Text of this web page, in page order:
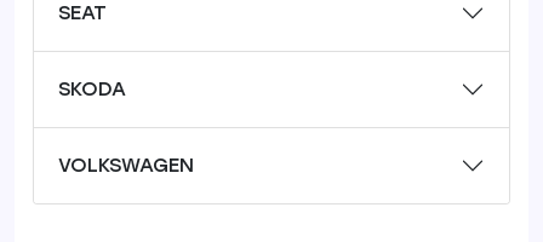
SEAT
SKODA
VOLKSWAGEN